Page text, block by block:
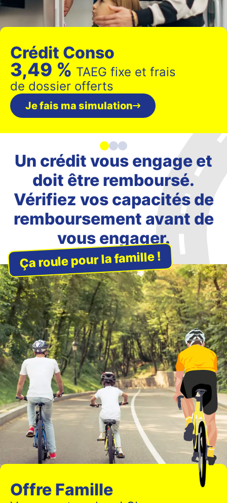
Crédit Conso
3,49 % TAEG fixe et frais
de dossier offerts
Je fais ma simulation
Un crédit vous engage et
doit être remboursé.
Vérifiez vos capacités de
remboursement avant de
vous engager.
Ça roule pour la famille !
Offre Famille